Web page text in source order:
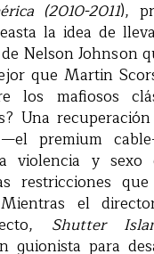
(2010-2011),
la idea de
Nelson Johnson
que Martin
los mafiosos
Una
premium
violencia y sexo
restricciones
el
Shutter
guionista para